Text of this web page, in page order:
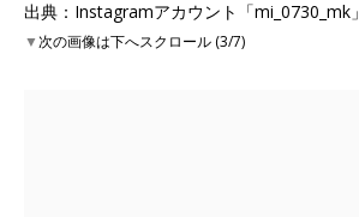
出典：Instagramアカウント「mi_0730_mk」
▼次の画像は下へスクロール (3/7)